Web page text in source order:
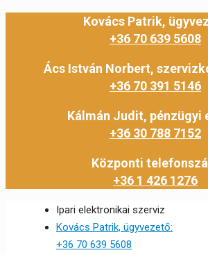
Kovács Patrik,
+36 70 639 5608
Ács István Norbert,
+36 70 391 5146
Kálmán Judit, pénzügyi
+36 30 788 7152
Központi
+36 1 426 1276
Ipari elektronikai szerviz
Kovács Patrik, ügyvezető:
+36 70 639 5608